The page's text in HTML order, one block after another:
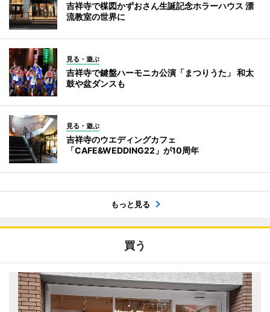
吉祥寺で楳図かずおさん生誕記念ホラーハウス 漂
流教室の世界に
見る・遊ぶ
吉祥寺で鍵盤ハーモニカ公演「まつりうた」 和太
鼓や盆ダンスも
見る・遊ぶ
吉祥寺のウエディングカフェ
「CAFE&WEDDING22」が10周年
もっと見る
買う